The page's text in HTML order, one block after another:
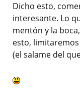
Dicho esto,
interesante. Lo
mentón y la
esto,
(el salame del